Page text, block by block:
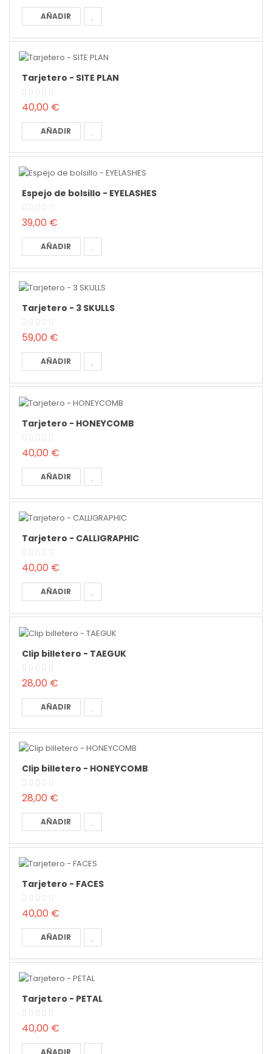
AÑADIR
Tarjetero - SITE PLAN
40,00 €
AÑADIR
Espejo de bolsillo - EYELASHES
39,00 €
AÑADIR
Tarjetero - 3 SKULLS
59,00 €
AÑADIR
Tarjetero - HONEYCOMB
40,00 €
AÑADIR
Tarjetero - CALLIGRAPHIC
40,00 €
AÑADIR
Clip billetero - TAEGUK
28,00 €
AÑADIR
Clip billetero - HONEYCOMB
28,00 €
AÑADIR
Tarjetero - FACES
40,00 €
AÑADIR
Tarjetero - PETAL
40,00 €
AÑADIR